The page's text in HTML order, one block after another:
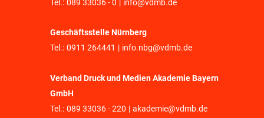
Tel.: 089 33036 - 0 | info@vdmb.de
Geschäftsstelle Nürnberg
Tel.: 0911 264441 | info.nbg@vdmb.de
Verband Druck und Medien Akademie Bayern
GmbH
Tel.: 089 33036 - 220 | akademie@vdmb.de